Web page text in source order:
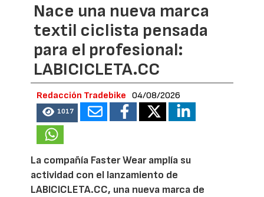
Nace una nueva marca
textil ciclista pensada
para el profesional:
LABICICLETA.CC
Redacción Tradebike 04/08/2026
1017
La compañía Faster Wear amplía su
actividad con el lanzamiento de
LABICICLETA.CC, una nueva marca de